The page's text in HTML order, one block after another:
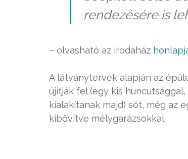
rendezésére is
– olvasható az irodaház
A látványtervek alapján az
újítják fel (egy kis
kialakítanak majd) sőt, még az
kibővítve mélygarázsokkal.